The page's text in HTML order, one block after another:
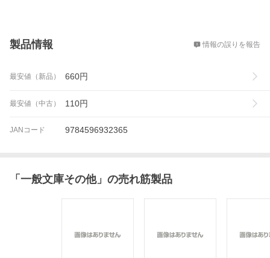
製品情報 情報の誤りを報告
最安値（新品） 660円
最安値（中古） 110円
JANコード 9784596932365
「 一般文庫その他」の売れ筋製品